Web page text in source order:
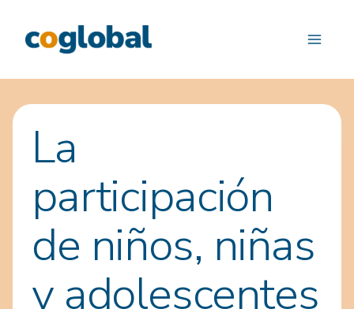
contenido
La
participación
de niños, niñas
y adolescentes